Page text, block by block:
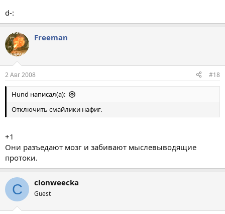
d-:
Freeman
2 Авг 2008 #18
Hund написал(а):
Отключить смайлики нафиг.
+1
Они разъедают мозг и забивают мыслевыводящие
протоки.
C clonweecka
Guest